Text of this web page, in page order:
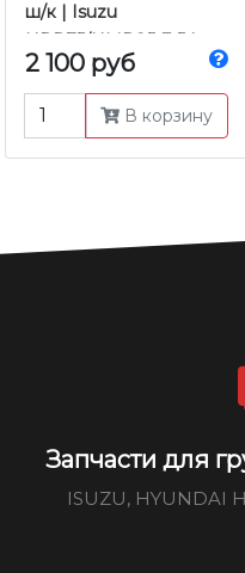
ш/к | Isuzu
NPR75/NMR85 Е-5 |
Hino
2 100 руб
В корзину
Запчасти для
ISUZU, HYUNDAI